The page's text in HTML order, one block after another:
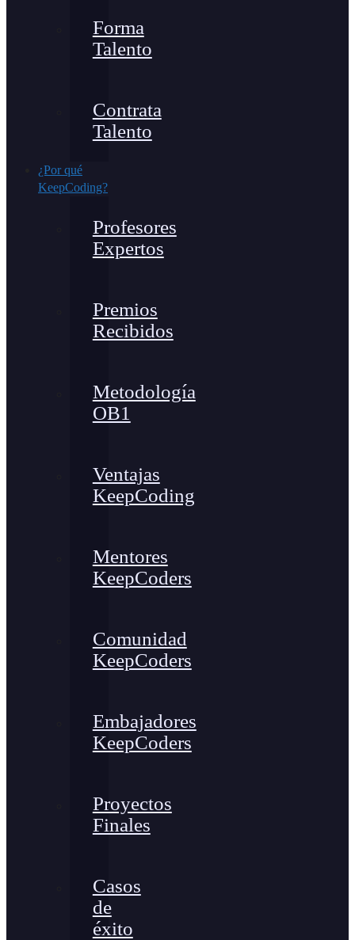
Forma
Talento
Contrata
Talento
¿Por qué
KeepCoding?
Profesores
Expertos
Premios
Recibidos
Metodología
OB1
Ventajas
KeepCoding
Mentores
KeepCoders
Comunidad
KeepCoders
Embajadores
KeepCoders
Proyectos
Finales
Casos
de
éxito